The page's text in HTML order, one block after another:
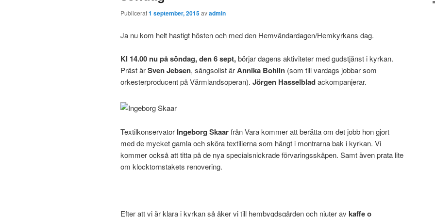
Publicerat1 september, 2015avadmin
Ja nu kom helt hastigt hösten och med den Hemvändardagen/Hemkyrkans dag.
Kl 14.00 nu på söndag, den 6 sept,börjar dagens aktiviteter med gudstjänst i kyrkan.
Präst ärSven Jebsen, sångsolist ärAnnika Bohlin (som till vardags jobbar som
orkesterproducent på Värmlandsoperan). Jörgen Hasselbladackompanjerar.
Textilkonservator Ingeborg Skaarfrån Vara kommer att berätta om det jobb hon gjort
med de mycket gamla och sköra textilierna som hängt i montrarna bak i kyrkan. Vi
kommer också att titta på de nya specialsnickrade förvaringsskåpen. Samt även prata lite
om klocktornstakets renovering.
Efter att vi är klara i kyrkan så åker vi till hembygdsgården och njuter av kaffe o